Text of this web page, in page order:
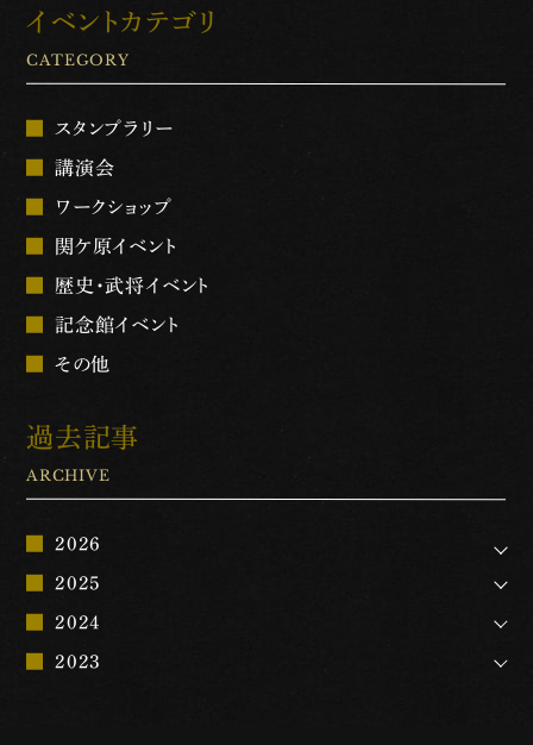
イベントカテゴリ
CATEGORY
スタンプラリー
講演会
ワークショップ
関ケ原イベント
歴史・武将イベント
記念館イベント
その他
過去記事
ARCHIVE
2026
2025
2024
2023